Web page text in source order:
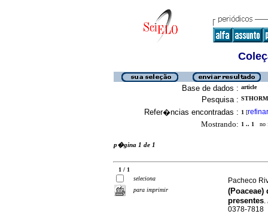
Base de dados : article
Pesquisa :
Refer�ncias encontradas : 1 [refinar
Mostrando: 1 .. 1 no
p�gina 1 de 1
1 / 1
seleciona
para imprimir
Pacheco
presentes.
0378-7818